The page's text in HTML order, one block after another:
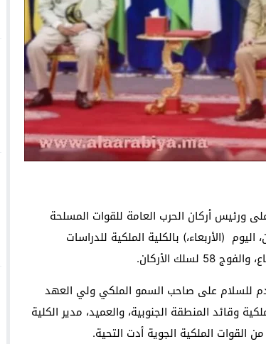
ورئيس أركان الحرب العامة للقوات المسلحة
(الأربعاء،) بالكلية الملكية للدراسات
للسلام على صاحب السمو الملكي ولي العهد
وقائد المنطقة الجنوبية، والعميد، مدير الكلية
القوات الملكية الجوية أدت التحية.